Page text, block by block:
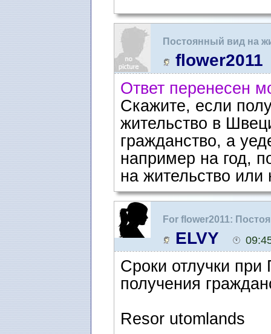
Постоянный вид на
flower2011
Ответ перенесен
Скажите, если
жительство в
гражданство, а
например на год,
на жительство или
For flower2011:
Швеции
ELVY
Сроки отлучки
получения
Resor utomlands